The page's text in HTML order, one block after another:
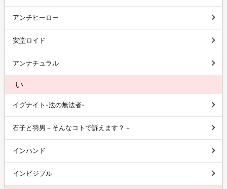
アンチヒーロー
安堂ロイド
アンナチュラル
い
イグナイト-法の無法者-
石子と羽男－そんなコトで訴えます？－
インハンド
インビジブル